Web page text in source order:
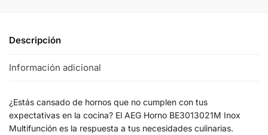
Descripción
Información adicional
¿Estás cansado de hornos que no cumplen con tus
expectativas en la cocina? El AEG Horno BE3013021M Inox
Multifunción es la respuesta a tus necesidades culinarias.